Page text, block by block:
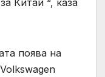
Китай “, каза
поява на